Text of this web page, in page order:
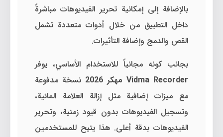
بالإضافة إلى إمكانية تحرير الفيديوهات مباشرةً
داخل التطبيق من خلال أدوات متعددة تشمل
القص والدمج وإضافة التأثيرات.
بجانب كونه مجانياً للاستخدام الأساسي، يوفر
Vidma Recorder مهكر 2026
نسخة مدفوعة
مع ميزات إضافية مثل إزالة العلامة المائية،
وتسجيل الفيديوهات بدون قيود زمنية، وتحرير
الفيديوهات بدقة أعلى. هذا يتيح للمستخدمين